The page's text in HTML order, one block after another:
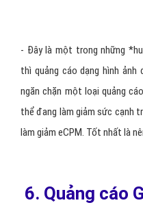
- Đây là một trong những
thì quảng cáo dạng hình ảnh
ngăn chặn một loại quảng
thể đang làm giảm sức cạnh
làm giảm eCPM. Tốt nhất là
6. Quảng cáo